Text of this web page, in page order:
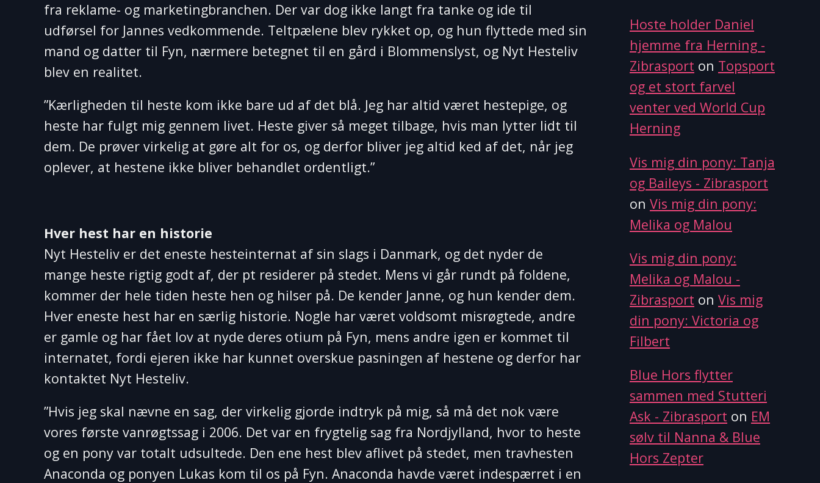
fra reklame- og marketingbranchen. Der var dog ikke langt fra tanke og ide til
udførsel for Jannes vedkommende. Teltpælene blev rykket op, og hun flyttede med sin
mand og datter til Fyn, nærmere betegnet til en gård i Blommenslyst, og Nyt Hesteliv
blev en realitet.
”Kærligheden til heste kom ikke bare ud af det blå. Jeg har altid været hestepige, og
heste har fulgt mig gennem livet. Heste giver så meget tilbage, hvis man lytter lidt til
dem. De prøver virkelig at gøre alt for os, og derfor bliver jeg altid ked af det, når jeg
oplever, at hestene ikke bliver behandlet ordentligt.”
Hver hest har en historie
Nyt Hesteliv er det eneste hesteinternat af sin slags i Danmark, og det nyder de
mange heste rigtig godt af, der pt residerer på stedet. Mens vi går rundt på foldene,
kommer der hele tiden heste hen og hilser på. De kender Janne, og hun kender dem.
Hver eneste hest har en særlig historie. Nogle har været voldsomt misrøgtede, andre
er gamle og har fået lov at nyde deres otium på Fyn, mens andre igen er kommet til
internatet, fordi ejeren ikke har kunnet overskue pasningen af hestene og derfor har
kontaktet Nyt Hesteliv.
”Hvis jeg skal nævne en sag, der virkelig gjorde indtryk på mig, så må det nok være
vores første vanrøgtssag i 2006. Det var en frygtelig sag fra Nordjylland, hvor to heste
og en pony var totalt udsultede. Den ene hest blev aflivet på stedet, men travhesten
Anaconda og ponyen Lukas kom til os på Fyn. Anaconda havde været indespærret i en
Hoste holder Daniel
hjemme fra Herning -
Zibrasport on Topsport
og et stort farvel
venter ved World Cup
Herning
Vis mig din pony: Tanja
og Baileys - Zibrasport
on Vis mig din pony:
Melika og Malou
Vis mig din pony:
Melika og Malou -
Zibrasport on Vis mig
din pony: Victoria og
Filbert
Blue Hors flytter
sammen med Stutteri
Ask - Zibrasport on EM
sølv til Nanna & Blue
Hors Zepter